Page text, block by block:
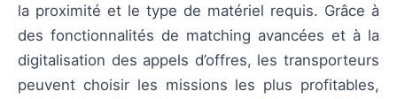
la proximité et le type de matériel requis. Grâce à
des fonctionnalités de matching avancées et à la
digitalisation des appels d’offres, les transporteurs
peuvent choisir les missions les plus profitables,